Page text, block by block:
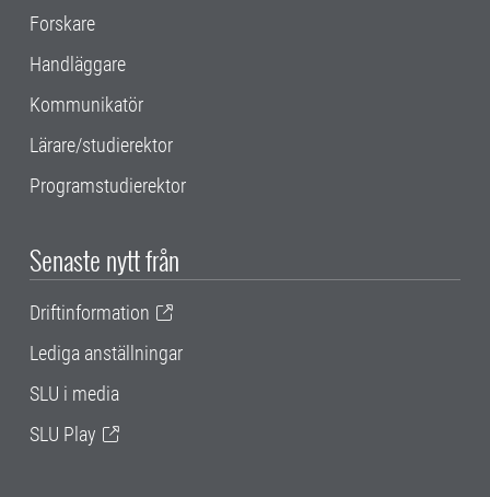
Forskare
Handläggare
Kommunikatör
Lärare/studierektor
Programstudierektor
Senaste nytt från
Driftinformation
Lediga anställningar
SLU i media
SLU Play